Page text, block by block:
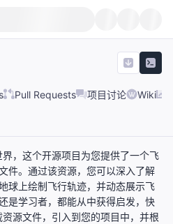
Pull Requests 项目讨论 Wiki
，这个开源项目为您提供了一个飞
件。通过该资源，您可以深入了解
球上绘制飞行轨迹，并动态展示飞
是学习者，都能从中获得启发，快
源文件，引入到您的项目中，并根